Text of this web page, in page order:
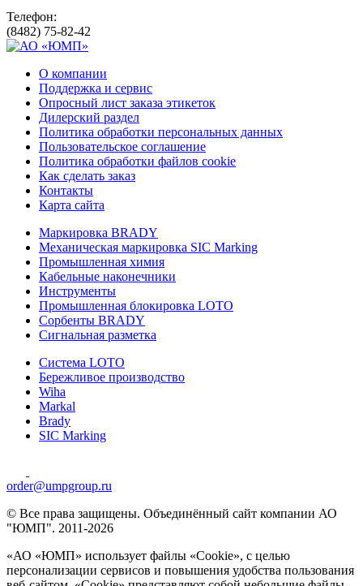
Телефон:
(8482) 75-82-42
О компании
Поддержка и сервис
Опросный лист заказа этикеток
Дилерский раздел
Политика обработки персональных данных
Пользовательское соглашение
Политика обработки файлов cookie
Как сделать заказ
Контакты
Карта сайта
Маркировка BRADY
Механическая маркировка SIC Marking
Промышленная химия
Кабельные наконечники
Инструменты
Промышленная блокировка LOTO
Сорбенты BRADY
Сигнальная разметка
Система LOTO
Бережливое производство
Wiha
Markal
Brady
SIC Marking
order@umpgroup.ru
© Все права защищены. Объединённый сайт компании АО
"ЮМП". 2011-2026
«АО «ЮМП» использует файлы «Сookie», с целью
персонализации сервисов и повышения удобства пользования